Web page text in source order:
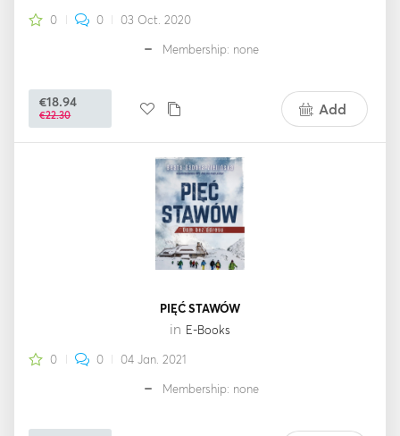
0 0 03 Oct. 2020
Membership: none
€18.94
€22.30 Add
PIĘĆ STAWÓW
in E-Books
0 0 04 Jan. 2021
Membership: none